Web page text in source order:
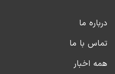
درباره ما
تماس با ما
همه اخبار